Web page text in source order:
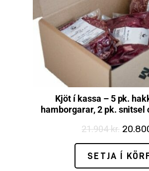
Kjöt í kassa – 5 pk.
hamborgarar, 2 pk. snitsel
21.904kr.
SETJA Í